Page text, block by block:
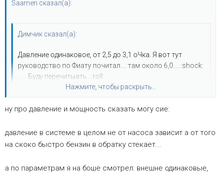
Saamen сказал(а):
Димчик сказал(а):
Давление одинаковое, от 2,5 до 3,1 оЧка. Я вот тут
руководство по Фиату почитал.... там около 6,0.... :shock:
...... Буду перечитыать.. :roll: .
Нажмите, чтобы раскрыть...
ну про давление и мощность сказать могу сие:
давление в системе в целом не от насоса зависит а от того
на скоко быстро бензин в обратку стекает...
а по параметрам я на боше смотрел: внешне одинаковые,